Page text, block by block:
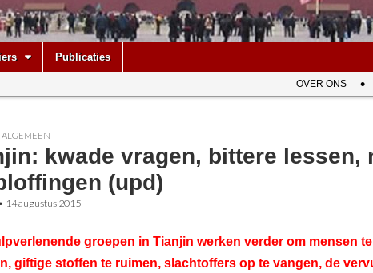
Publicaties
OVER ONS
ALGEMEEN
kwade vragen, bittere lessen,
(upd)
• 14 augustus 2015
groepen in Tianjin werken verder om mensen
giftige stoffen te ruimen, slachtoffers op te vangen, de